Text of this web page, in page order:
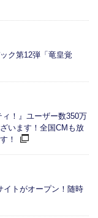
ク第12弾「竜皇覚
ィ！』ユーザー数350万
います！全国CMも放
！
イトがオープン！随時